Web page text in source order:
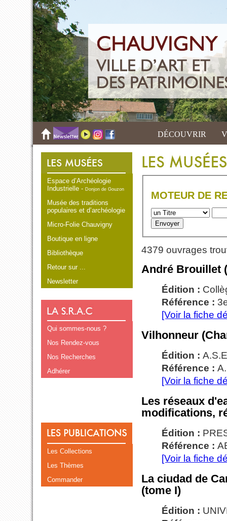
DÉCOUVRIR
Espace d’Archéologie
Industrielle -Donjon de Gouzon
Musée des traditions
populaires et d’archéologie
Micro-Folie Chauvigny
Boutique en ligne
Bibliothèque
Retour sur ...
Newsletter
Qui sommes-nous ?
Nos Rendez-vous
Nos Recherches
Adhérer
Les Collections
Les Thèmes
Commander
MOTEUR DE
4379 ouvrages
André Brouillet
Édition :
Référence :
[Voir la fiche
Vilhonneur
Édition :
Référence :
[Voir la fiche
Les réseaux
modifications,
Édition :
Référence :
[Voir la fiche
La ciudad de
(tome I)
Édition :